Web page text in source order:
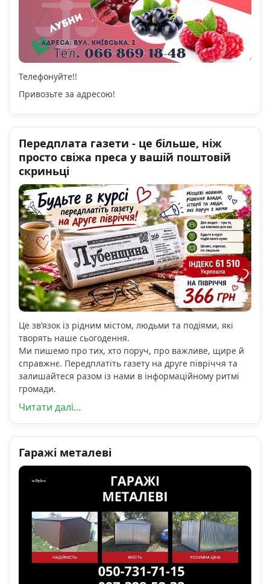
Телефонуйте!!
Привозьте за адресою!
Передплата газети - це більше, ніж
просто свіжа преса у вашій поштовій
скриньці
Це зв’язок із рідним містом, людьми та подіями, які
творять наше сьогодення.
Ми пишемо про тих, хто поруч, про важливе, щире й
справжнє. Передплатіть газету на друге півріччя та
залишайтеся разом із нами в інформаційному ритмі
громади.
Читати далі...
Гаражі металеві